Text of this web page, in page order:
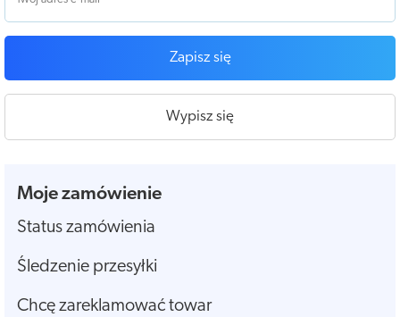
Zapisz się
Wypisz się
Moje zamówienie
Status zamówienia
Śledzenie przesyłki
Chcę zareklamować towar